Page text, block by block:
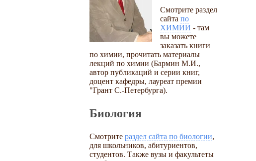
Смотрите раздел
сайта по
ХИМИИ - там
вы можете
заказать книги
по химии, прочитать материалы
лекций по химии (Бармин М.И.,
автор публикаций и серии книг,
доцент кафедры, лауреат премии
"Грант С.-Петербурга).
Биология
Смотрите раздел сайта по биологии,
для школьников, абитуриентов,
студентов. Также вузы и факультеты